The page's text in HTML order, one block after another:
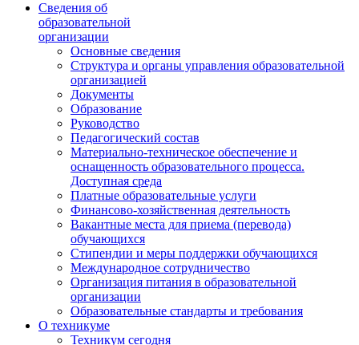
Сведения об
образовательной
организации
Основные сведения
Структура и органы управления образовательной
организацией
Документы
Образование
Руководство
Педагогический состав
Материально-техническое обеспечение и
оснащенность образовательного процесса.
Доступная среда
Платные образовательные услуги
Финансово-хозяйственная деятельность
Вакантные места для приема (перевода)
обучающихся
Стипендии и меры поддержки обучающихся
Международное сотрудничество
Организация питания в образовательной
организации
Образовательные стандарты и требования
О техникуме
Техникум сегодня